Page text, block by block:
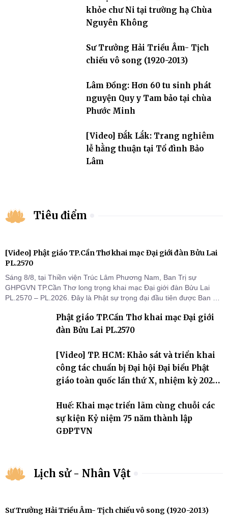
khỏe chư Ni tại trường hạ Chùa
Nguyên Không
Sư Trưởng Hải Triều Âm- Tịch
chiếu vô song (1920-2013)
Lâm Đồng: Hơn 60 tu sinh phát
nguyện Quy y Tam bảo tại chùa
Phước Minh
[Video] Đắk Lắk: Trang nghiêm
lễ hằng thuận tại Tổ đình Bảo
Lâm
Tiêu điểm
[Video] Phật giáo TP.Cần Thơ khai mạc Đại giới đàn Bửu Lai
PL.2570
Sáng 8/8, tại Thiền viện Trúc Lâm Phương Nam, Ban Trị sự
GHPGVN TP.Cần Thơ long trọng khai mạc Đại giới đàn Bửu Lai
PL.2570 – PL.2026. Đây là Phật sự trọng đại đầu tiên được Ban Trị
thứ I, thể hiện sự quan tâm đối với công tác truyền giới, đào tạo
Tăng tài và tiếp nối mạng mạch Tăng-g
Phật giáo TP.Cần Thơ khai mạc Đại giới
đàn Bửu Lai PL.2570
[Video] TP. HCM: Khảo sát và triển khai
công tác chuẩn bị Đại hội Đại biểu Phật
giáo toàn quốc lần thứ X, nhiệm kỳ 2026-
Huế: Khai mạc triển lãm cùng chuỗi các
sự kiện Kỷ niệm 75 năm thành lập
GĐPTVN
Lịch sử - Nhân Vật
Sư Trưởng Hải Triều Âm- Tịch chiếu vô song (1920-2013)